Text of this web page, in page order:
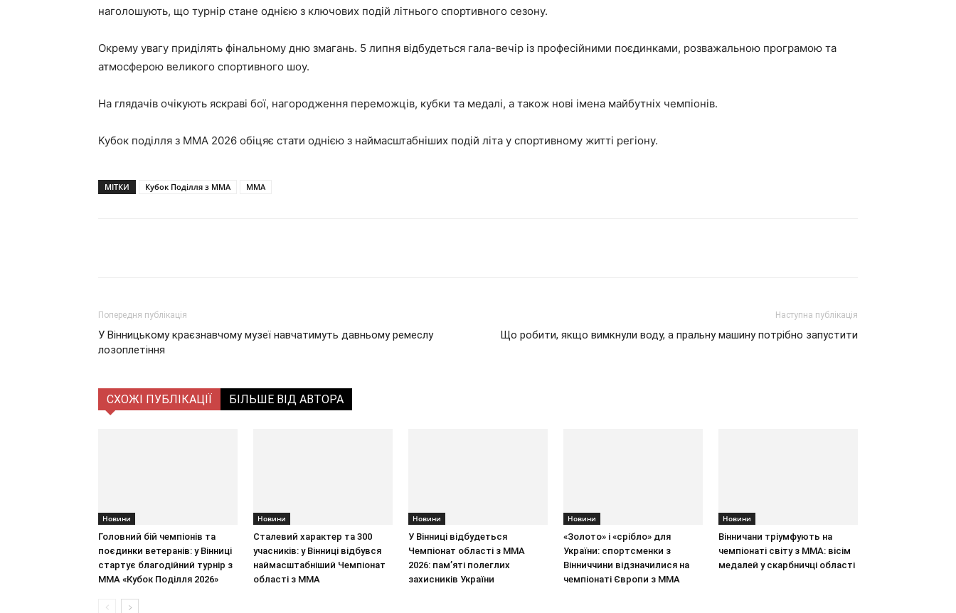
наголошують, що турнір стане однією з ключових подій літнього спортивного сезону.
Окрему увагу приділять фінальному дню змагань. 5 липня відбудеться гала-вечір із професійними поєдинками, розважальною програмою та
атмосферою великого спортивного шоу.
На глядачів очікують яскраві бої, нагородження переможців, кубки та медалі, а також нові імена майбутніх чемпіонів.
Кубок поділля з ММА 2026 обіцяє стати однією з наймасштабніших подій літа у спортивному житті регіону.
МІТКИ Кубок Поділля з ММА ММА
Попередня публікація
У Вінницькому краєзнавчому музеї навчатимуть давньому ремеслу
лозоплетіння
Наступна публікація
Що робити, якщо вимкнули воду, а пральну машину потрібно запустити
СХОЖІ ПУБЛІКАЦІЇ БІЛЬШЕ ВІД АВТОРА
Новини
Головний бій чемпіонів та
поєдинки ветеранів: у Вінниці
стартує благодійний турнір з
ММА «Кубок Поділля 2026»
Новини
Сталевий характер та 300
учасників: у Вінниці відбувся
наймасштабніший Чемпіонат
області з ММА
Новини
У Вінниці відбудеться
Чемпіонат області з ММА
2026: пам’яті полеглих
захисників України
Новини
«Золото» і «срібло» для
України: спортсменки з
Вінниччини відзначилися на
чемпіонаті Європи з ММА
Новини
Вінничани тріумфують на
чемпіонаті світу з ММА: вісім
медалей у скарбничці області